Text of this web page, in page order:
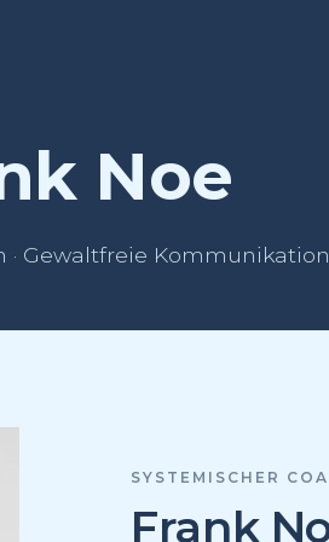
Noe
· Gewaltfreie Kommunikation
SYSTEMISCHER
Frank